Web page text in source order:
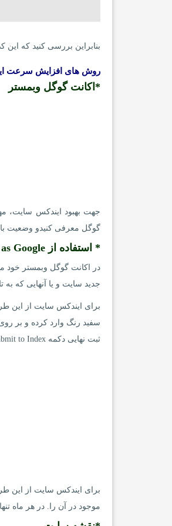
بنابراین بررسی کنید که
روش های افزایش سرعت
*اکانت گوگل وبمستر
جهت بهبود ایندکس سایت،
گوگل معرفی کنیدو وضعیت
* استفاده از Fetch as Google
در اکانت گوگل وبمستر
جدید سایت و یا آنهایی که به
ثبت نهایی دکمه Submit to Index را بزنید.
برای ایندکس سایت از این
موجود در آن را. در هر ماه تنها 10 بار میتوانید از روش دوم و 2000 بار از روش اول برای ایندکس سایت استفاده کنید.